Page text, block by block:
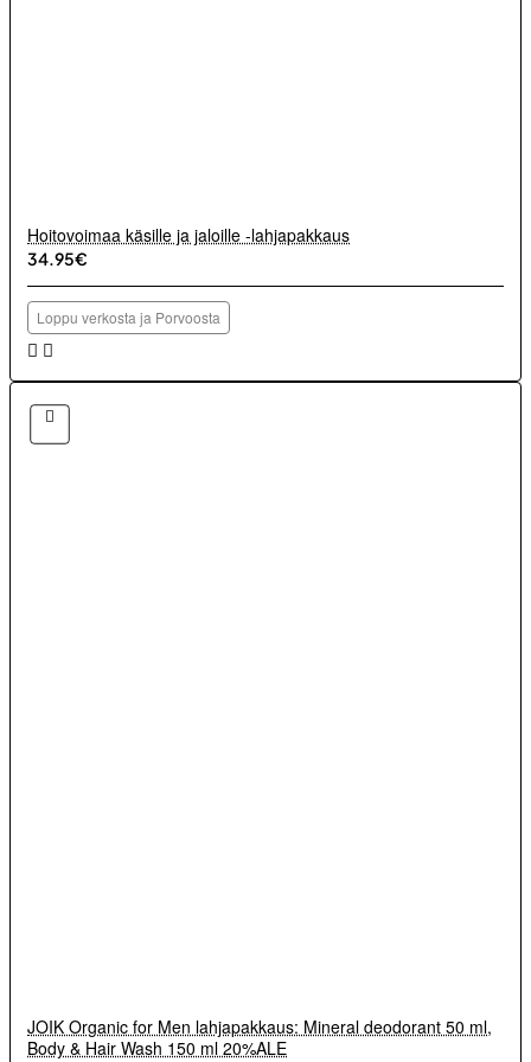
Hoitovoimaa käsille ja jaloille -lahjapakkaus
34.95€
Loppu verkosta ja Porvoosta
JOIK Organic for Men lahjapakkaus: Mineral deodorant 50 ml,
Body & Hair Wash 150 ml 20%ALE